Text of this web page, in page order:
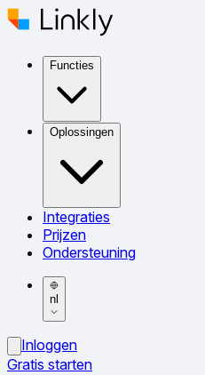
Functies
Oplossingen
Integraties
Prijzen
Ondersteuning
nl
Inloggen
Gratis starten